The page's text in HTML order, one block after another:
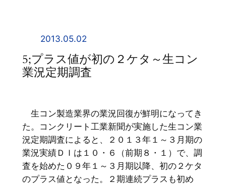
2013.05.02
5;プラス値が初の２ケタ～生コン
業況定期調査
生コン製造業界の業況回復が鮮明になってき
た。コンクリート工業新聞が実施した生コン業
況定期調査によると、２０１３年１～３月期の
業況実績ＤＩは１０・６（前期８・１）で、調
査を始めた０９年１～３月期以降、初の２ケタ
のプラス値となった。２期連続プラスも初め